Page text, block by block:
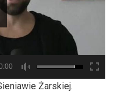
hd2880
hd2160
hd2160
hd1440
highres
hd1080
hd720
large
medium
small
tiny
Żarskiej.